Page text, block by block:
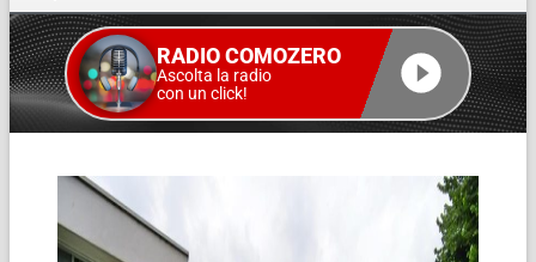
RADIO COMOZERO
Ascolta la radio
con un click!